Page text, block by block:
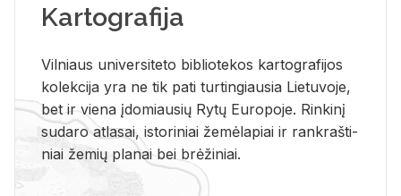
Kartografija
Vil­niaus uni­ver­si­te­to bi­b­lio­te­kos kar­to­gra­fi­jos
ko­lek­ci­ja yra ne tik pati tur­tin­giau­sia Lie­tu­vo­je,
bet ir vie­na įdo­miau­sių Rytų Eu­ro­po­je. Rin­ki­nį
su­da­ro at­la­sai, is­to­ri­niai že­mė­la­piai ir rank­raš­ti­
niai že­mių pla­nai bei brė­ži­niai.